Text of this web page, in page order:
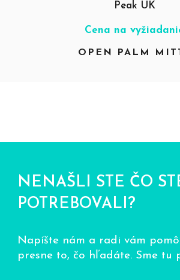
Peak UK
Cena na
OPEN PALM
NENAŠLI STE ČO
POTREBOVALI?
Napíšte nám a radi vám
presne to, čo hľadáte. Sme tu